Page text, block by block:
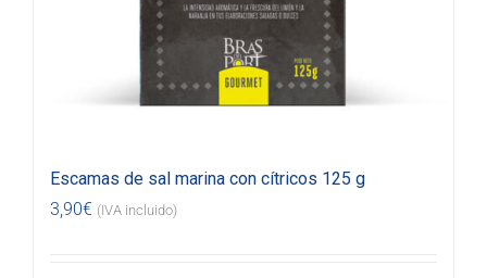
Escamas de sal marina con cítricos 125 g
3,90€ (IVA incluido)